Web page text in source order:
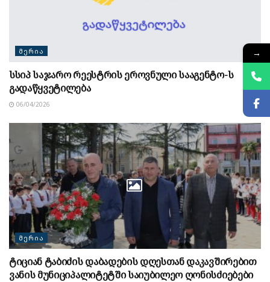
ᲛᲔᲠᲘᲐ
სსიპ საჯარო რეესტრის ეროვნული სააგენტო-ს
გადაწყვეტილება
06/04/2026
ᲛᲔᲠᲘᲐ
ტიციან ტაბიძის დაბადების დღესთან დაკავშირებით
ვანის მუნიციპალიტეტში საიუბილეო ღონისძიებები
→